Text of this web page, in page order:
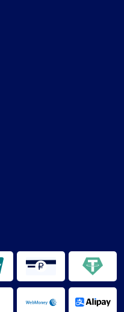
จาก...
นแปลงดำเนินไป
า โดยเฉพาะ Maria